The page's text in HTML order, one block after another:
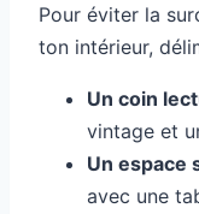
Pour éviter la
ton intérieur,
Un coin
vintage et
Un espace
avec une